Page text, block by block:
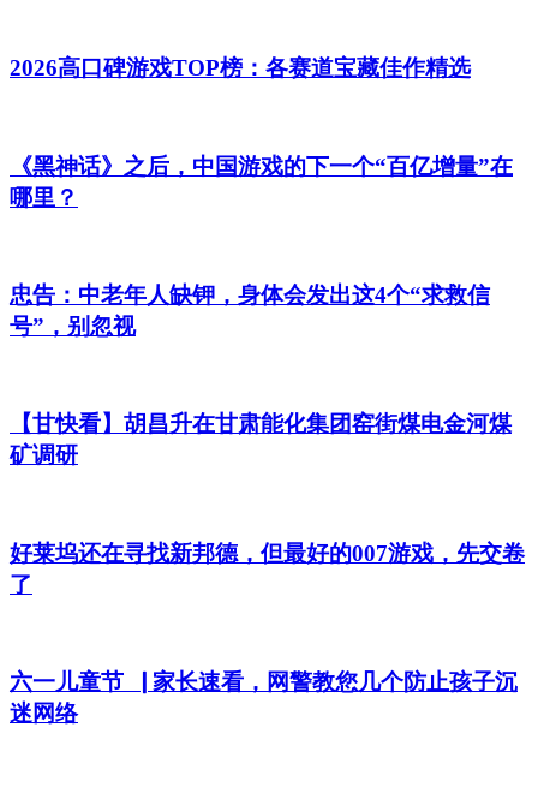
2026高口碑游戏TOP榜：各赛道宝藏佳作精选
《黑神话》之后，中国游戏的下一个“百亿增量”在
哪里？
忠告：中老年人缺钾，身体会发出这4个“求救信
号”，别忽视
【甘快看】胡昌升在甘肃能化集团窑街煤电金河煤
矿调研
好莱坞还在寻找新邦德，但最好的007游戏，先交卷
了
六一儿童节▕ 家长速看，网警教您几个防止孩子沉
迷网络